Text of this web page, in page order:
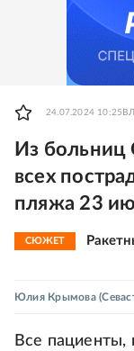
24.07.2024 10:25
Из больниц
всех
пляжа 23
СЮЖЕТ
Юлия Крымова
Все пациенты,